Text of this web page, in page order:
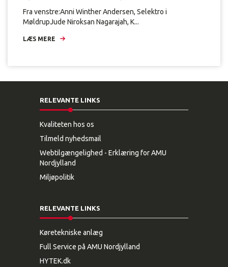
Fra venstre:Anni Winther Andersen, Selektro i
MøldrupJude Niroksan Nagarajah, K...
LÆS MERE
RELEVANTE LINKS
Kvaliteten hos os
Tilmeld nyhedsmail
Webtilgængelighed - Erklæring for AMU
Nordjylland
Miljøpolitik
RELEVANTE LINKS
Køretekniske anlæg
Full Service på AMU Nordjylland
HYTEK.dk